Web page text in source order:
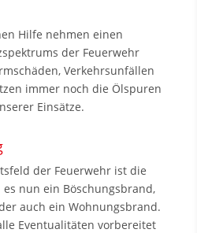
Hilfe nehmen einen
der Feuerwehr
Verkehrsunfällen
immer noch die Ölspuren
Einsätze.
der Feuerwehr ist die
nun ein Böschungsbrand,
auch ein Wohnungsbrand.
Eventualitäten vorbereitet